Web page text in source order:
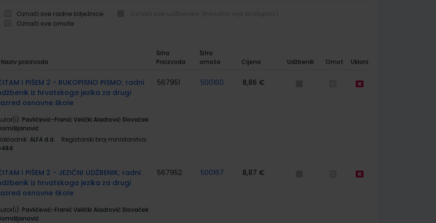
Označi sve radne bilježnice
Označi sve omote
Naziv proizvoda
Šifra
Proizvoda
Šifra
omota
Cijena Udžbenik Omot Ukloni
I PIŠEM 2 - RUKOPISNO PISMO; radni
iz hrvatskoga jezika za drugi
osnovne škole
Pavličević-Franić Velički Aladrović Slovaček
ALFA d.d.
Registarski broj ministarstva:
567951 500160 8,86 €
I PIŠEM 2 - JEZIČNI UDŽBENIK; radni
iz hrvatskoga jezika za drugi
osnovne škole
Pavličević-Franić Velički Aladrović Slovaček
567952 500167 8,87 €